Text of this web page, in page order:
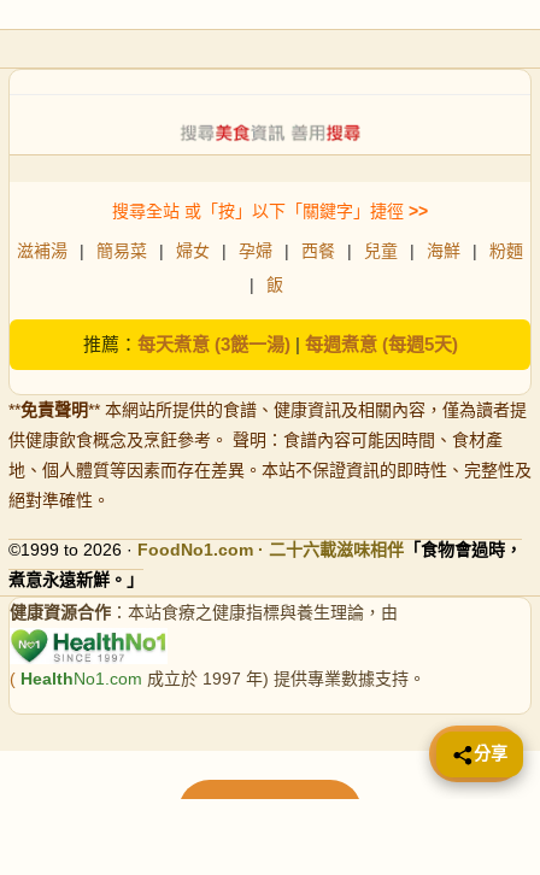
搜尋全站 或「按」以下「關鍵字」捷徑 >>
滋補湯 | 簡易菜 | 婦女 | 孕婦 | 西餐 | 兒童 | 海鮮 |
粉麵
|
飯
推薦： 每天煮意 (3餸一湯)| 每週煮意 (每週5天)
**免責聲明** 本網站所提供的食譜、健康資訊及相關內容，僅為讀者提
供健康飲食概念及烹飪參考。 聲明：食譜內容可能因時間、食材產
地、個人體質等因素而存在差異。本站不保證資訊的即時性、完整性及
絕對準確性。
©1999 to 2026 · FoodNo1.com · 二十六載滋味相伴 「食物會過時，
煮意永遠新鮮。」
健康資源合作 ：本站食療之健康指標與養生理論，由
( HealthNo1.com 成立於 1997 年) 提供專業數據支持。
📤 分享
分享